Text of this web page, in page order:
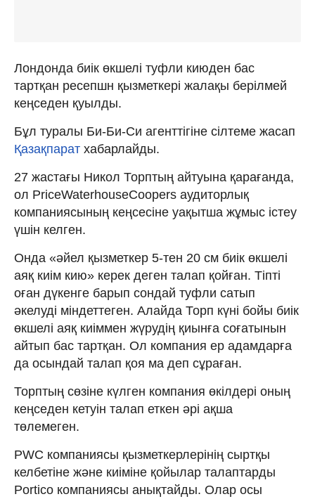
Лондонда биік өкшелі туфли киюден бас
тартқан ресепшн қызметкері жалақы берілмей
кеңседен қуылды.
Бұл туралы Би-Би-Си агенттігіне сілтеме жасап
Қазақпарат хабарлайды.
27 жастағы Никол Торптың айтуына қарағанда,
ол PriceWaterhouseCoopers аудиторлық
компаниясының кеңсесіне уақытша жұмыс істеу
үшін келген.
Онда «әйел қызметкер 5-тен 20 см биік өкшелі
аяқ киім кию» керек деген талап қойған. Тіпті
оған дүкенге барып сондай туфли сатып
әкелуді міндеттеген. Алайда Торп күні бойы биік
өкшелі аяқ киіммен жүрудің қиынға соғатынын
айтып бас тартқан. Ол компания ер адамдарға
да осындай талап қоя ма деп сұраған.
Торптың сөзіне күлген компания өкілдері оның
кеңседен кетуін талап еткен әрі ақша
төлемеген.
PWC компаниясы қызметкерлерінің сыртқы
келбетіне және киіміне қойылар талаптарды
Portico компаниясы анықтайды. Олар осы